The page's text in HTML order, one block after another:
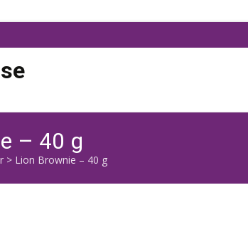
– 40 g
> Lion Brownie – 40 g